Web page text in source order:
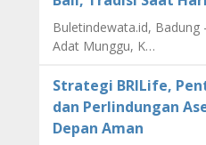
Buletindewata.id, Badung
Adat Munggu, K…
Strategi BRILife,
dan Perlindungan
Depan Aman